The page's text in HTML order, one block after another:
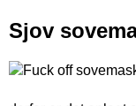
Sjov